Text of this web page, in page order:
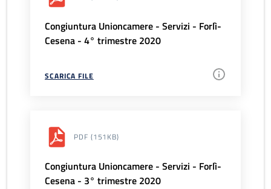
Congiuntura Unioncamere - Servizi - Forlì-
Cesena - 4° trimestre 2020
SCARICA FILE
PDF (151KB)
Congiuntura Unioncamere - Servizi - Forlì-
Cesena - 3° trimestre 2020